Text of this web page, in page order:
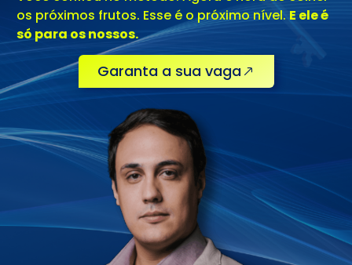
os próximos frutos. Esse é o próximo nível.E ele é
só para os nossos.
Garanta a sua vaga